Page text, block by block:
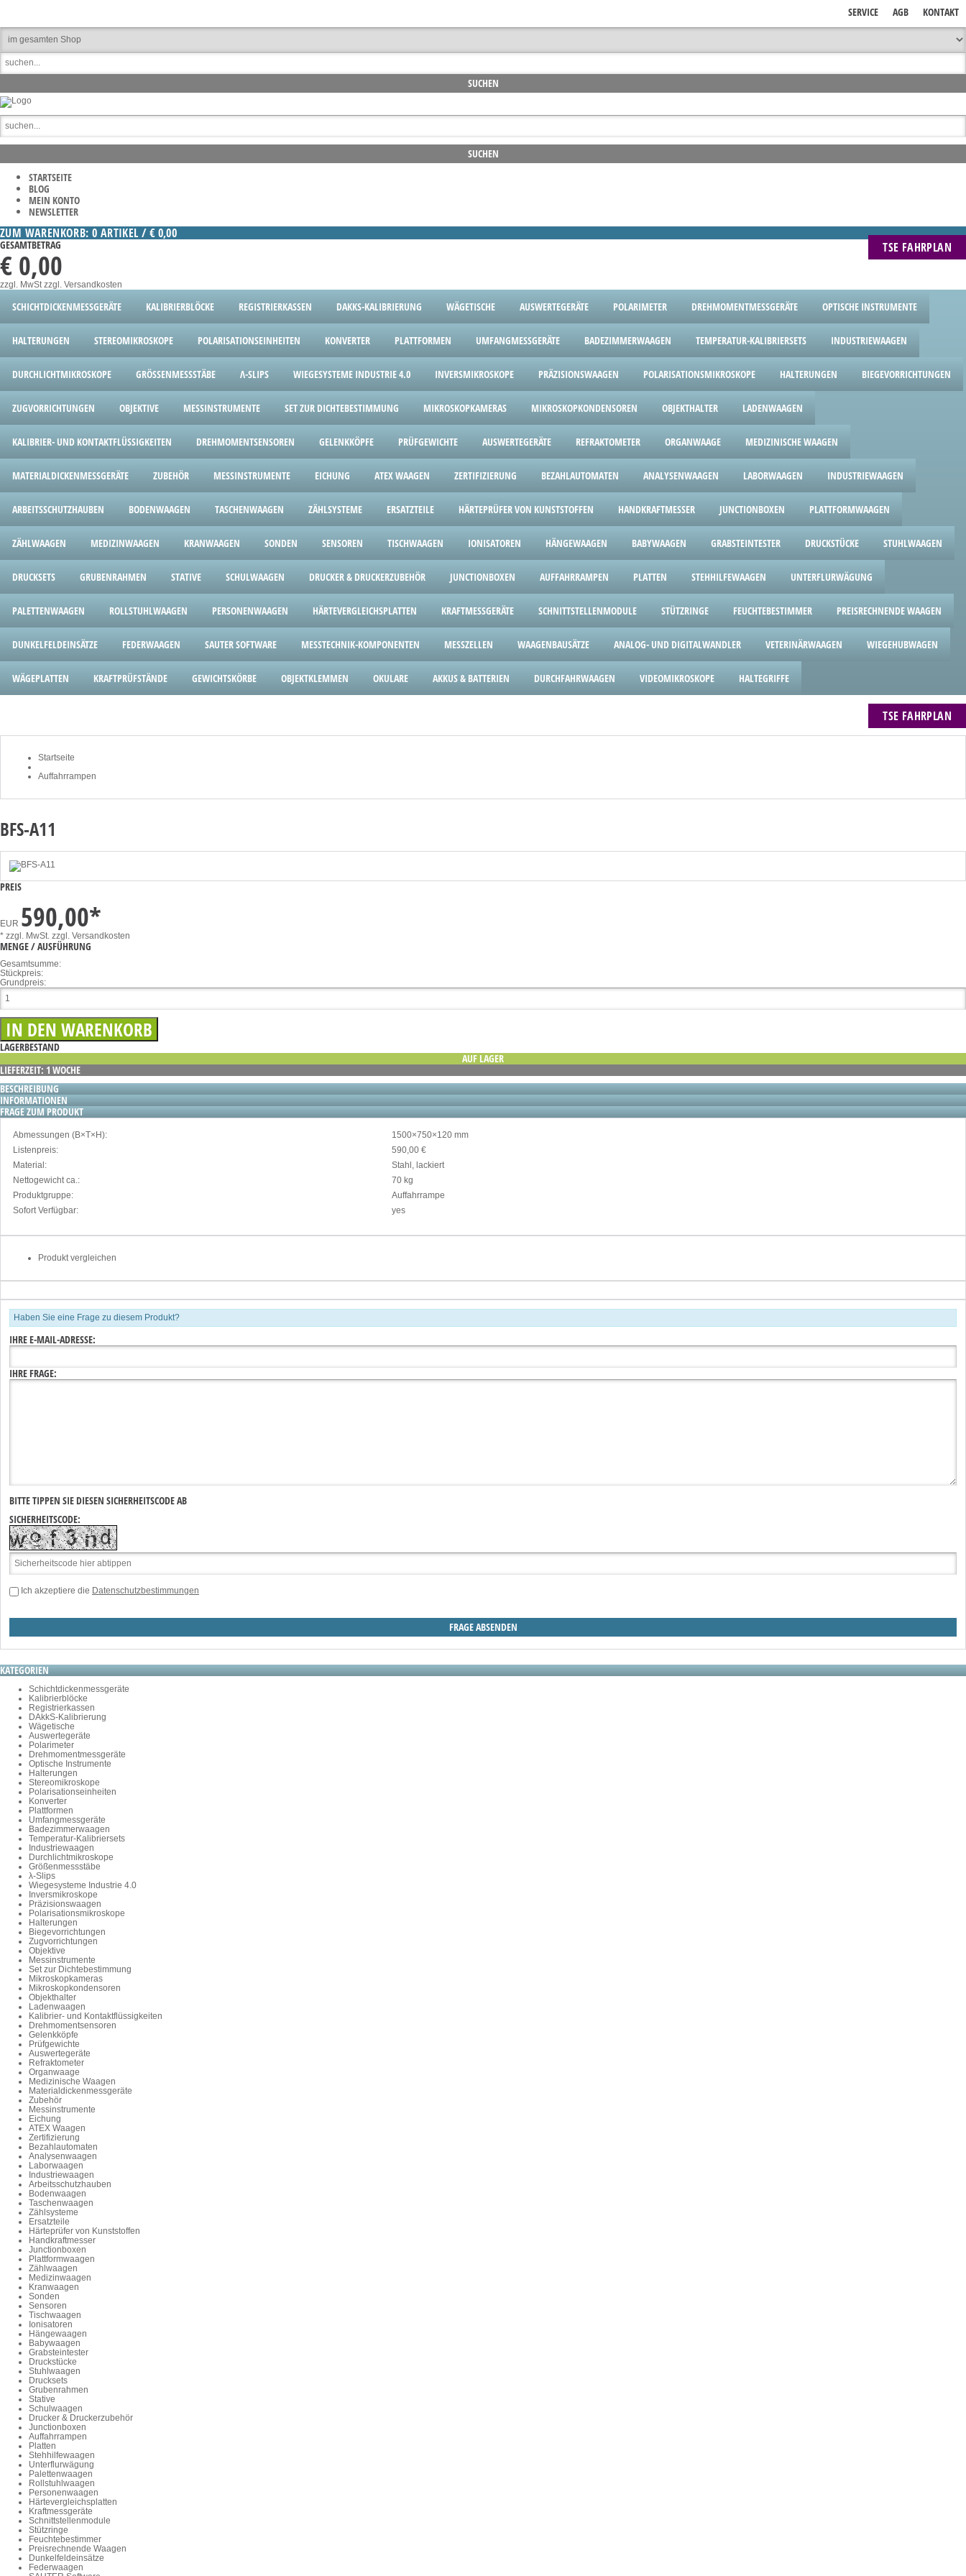
KONTAKT
AGB
SERVICE
STARTSEITE
BLOG
MEIN KONTO
NEWSLETTER
TSE FAHRPLAN
ZUM WARENKORB: 0 ARTIKEL / € 0,00
GESAMTBETRAG
€ 0,00
zzgl. MwStzzgl. Versandkosten
SCHICHTDICKENMESSGERÄTE KALIBRIERBLÖCKE REGISTRIERKASSEN DAKKS-KALIBRIERUNG WÄGETISCHE AUSWERTEGERÄTE POLARIMETER DREHMOMENTMESSGERÄTE OPTISCHE INSTRUMENTE
HALTERUNGEN STEREOMIKROSKOPE POLARISATIONSEINHEITEN KONVERTER PLATTFORMEN UMFANGMESSGERÄTE BADEZIMMERWAAGEN TEMPERATUR-KALIBRIERSETS INDUSTRIEWAAGEN
DURCHLICHTMIKROSKOPE GRÖSSENMESSSTÄBE Λ-SLIPS WIEGESYSTEME INDUSTRIE 4.0 INVERSMIKROSKOPE PRÄZISIONSWAAGEN POLARISATIONSMIKROSKOPE HALTERUNGEN BIEGEVORRICHTUNGEN
ZUGVORRICHTUNGEN OBJEKTIVE MESSINSTRUMENTE SET ZUR DICHTEBESTIMMUNG MIKROSKOPKAMERAS MIKROSKOPKONDENSOREN OBJEKTHALTER LADENWAAGEN
KALIBRIER- UND KONTAKTFLÜSSIGKEITEN DREHMOMENTSENSOREN GELENKKÖPFE PRÜFGEWICHTE AUSWERTEGERÄTE REFRAKTOMETER ORGANWAAGE MEDIZINISCHE WAAGEN
MATERIALDICKENMESSGERÄTE ZUBEHÖR MESSINSTRUMENTE EICHUNG ATEX WAAGEN ZERTIFIZIERUNG BEZAHLAUTOMATEN ANALYSENWAAGEN LABORWAAGEN INDUSTRIEWAAGEN
ARBEITSSCHUTZHAUBEN BODENWAAGEN TASCHENWAAGEN ZÄHLSYSTEME ERSATZTEILE HÄRTEPRÜFER VON KUNSTSTOFFEN HANDKRAFTMESSER JUNCTIONBOXEN PLATTFORMWAAGEN
ZÄHLWAAGEN MEDIZINWAAGEN KRANWAAGEN SONDEN SENSOREN TISCHWAAGEN IONISATOREN HÄNGEWAAGEN BABYWAAGEN GRABSTEINTESTER DRUCKSTÜCKE STUHLWAAGEN
DRUCKSETS GRUBENRAHMEN STATIVE SCHULWAAGEN DRUCKER & DRUCKERZUBEHÖR JUNCTIONBOXEN AUFFAHRRAMPEN PLATTEN STEHHILFEWAAGEN UNTERFLURWÄGUNG
PALETTENWAAGEN ROLLSTUHLWAAGEN PERSONENWAAGEN HÄRTEVERGLEICHSPLATTEN KRAFTMESSGERÄTE SCHNITTSTELLENMODULE STÜTZRINGE FEUCHTEBESTIMMER PREISRECHNENDE WAAGEN
DUNKELFELDEINSÄTZE FEDERWAAGEN SAUTER SOFTWARE MESSTECHNIK-KOMPONENTEN MESSZELLEN WAAGENBAUSÄTZE ANALOG- UND DIGITALWANDLER VETERINÄRWAAGEN WIEGEHUBWAGEN
WÄGEPLATTEN KRAFTPRÜFSTÄNDE GEWICHTSKÖRBE OBJEKTKLEMMEN OKULARE AKKUS & BATTERIEN DURCHFAHRWAAGEN VIDEOMIKROSKOPE HALTEGRIFFE
TSE FAHRPLAN
Startseite
Auffahrrampen
BFS-A11
PREIS
EUR 590,00*
* zzgl. MwSt. zzgl. Versandkosten
MENGE / AUSFÜHRUNG
Gesamtsumme:
Stückpreis:
Grundpreis:
LAGERBESTAND
AUF LAGER
LIEFERZEIT: 1 WOCHE
BESCHREIBUNG
INFORMATIONEN
FRAGE ZUM PRODUKT
Abmessungen (B×T×H):
1500×750×120 mm
Listenpreis:
590,00 €
Material:
Stahl, lackiert
Nettogewicht ca.:
70 kg
Produktgruppe:
Auffahrrampe
Sofort Verfügbar:
yes
Produkt vergleichen
Haben Sie eine Frage zu diesem Produkt?
IHRE E-MAIL-ADRESSE:
IHRE FRAGE:
BITTE TIPPEN SIE DIESEN SICHERHEITSCODE AB
SICHERHEITSCODE:
Ich akzeptiere die Datenschutzbestimmungen
KATEGORIEN
Schichtdickenmessgeräte
Kalibrierblöcke
Registrierkassen
DAkkS-Kalibrierung
Wägetische
Auswertegeräte
Polarimeter
Drehmomentmessgeräte
Optische Instrumente
Halterungen
Stereomikroskope
Polarisationseinheiten
Konverter
Plattformen
Umfangmessgeräte
Badezimmerwaagen
Temperatur-Kalibriersets
Industriewaagen
Durchlichtmikroskope
Größenmessstäbe
λ-Slips
Wiegesysteme Industrie 4.0
Inversmikroskope
Präzisionswaagen
Polarisationsmikroskope
Halterungen
Biegevorrichtungen
Zugvorrichtungen
Objektive
Messinstrumente
Set zur Dichtebestimmung
Mikroskopkameras
Mikroskopkondensoren
Objekthalter
Ladenwaagen
Kalibrier- und Kontaktflüssigkeiten
Drehmomentsensoren
Gelenkköpfe
Prüfgewichte
Auswertegeräte
Refraktometer
Organwaage
Medizinische Waagen
Materialdickenmessgeräte
Zubehör
Messinstrumente
Eichung
ATEX Waagen
Zertifizierung
Bezahlautomaten
Analysenwaagen
Laborwaagen
Industriewaagen
Arbeitsschutzhauben
Bodenwaagen
Taschenwaagen
Zählsysteme
Ersatzteile
Härteprüfer von Kunststoffen
Handkraftmesser
Junctionboxen
Plattformwaagen
Zählwaagen
Medizinwaagen
Kranwaagen
Sonden
Sensoren
Tischwaagen
Ionisatoren
Hängewaagen
Babywaagen
Grabsteintester
Druckstücke
Stuhlwaagen
Drucksets
Grubenrahmen
Stative
Schulwaagen
Drucker & Druckerzubehör
Junctionboxen
Auffahrrampen
Platten
Stehhilfewaagen
Unterflurwägung
Palettenwaagen
Rollstuhlwaagen
Personenwaagen
Härtevergleichsplatten
Kraftmessgeräte
Schnittstellenmodule
Stützringe
Feuchtebestimmer
Preisrechnende Waagen
Dunkelfeldeinsätze
Federwaagen